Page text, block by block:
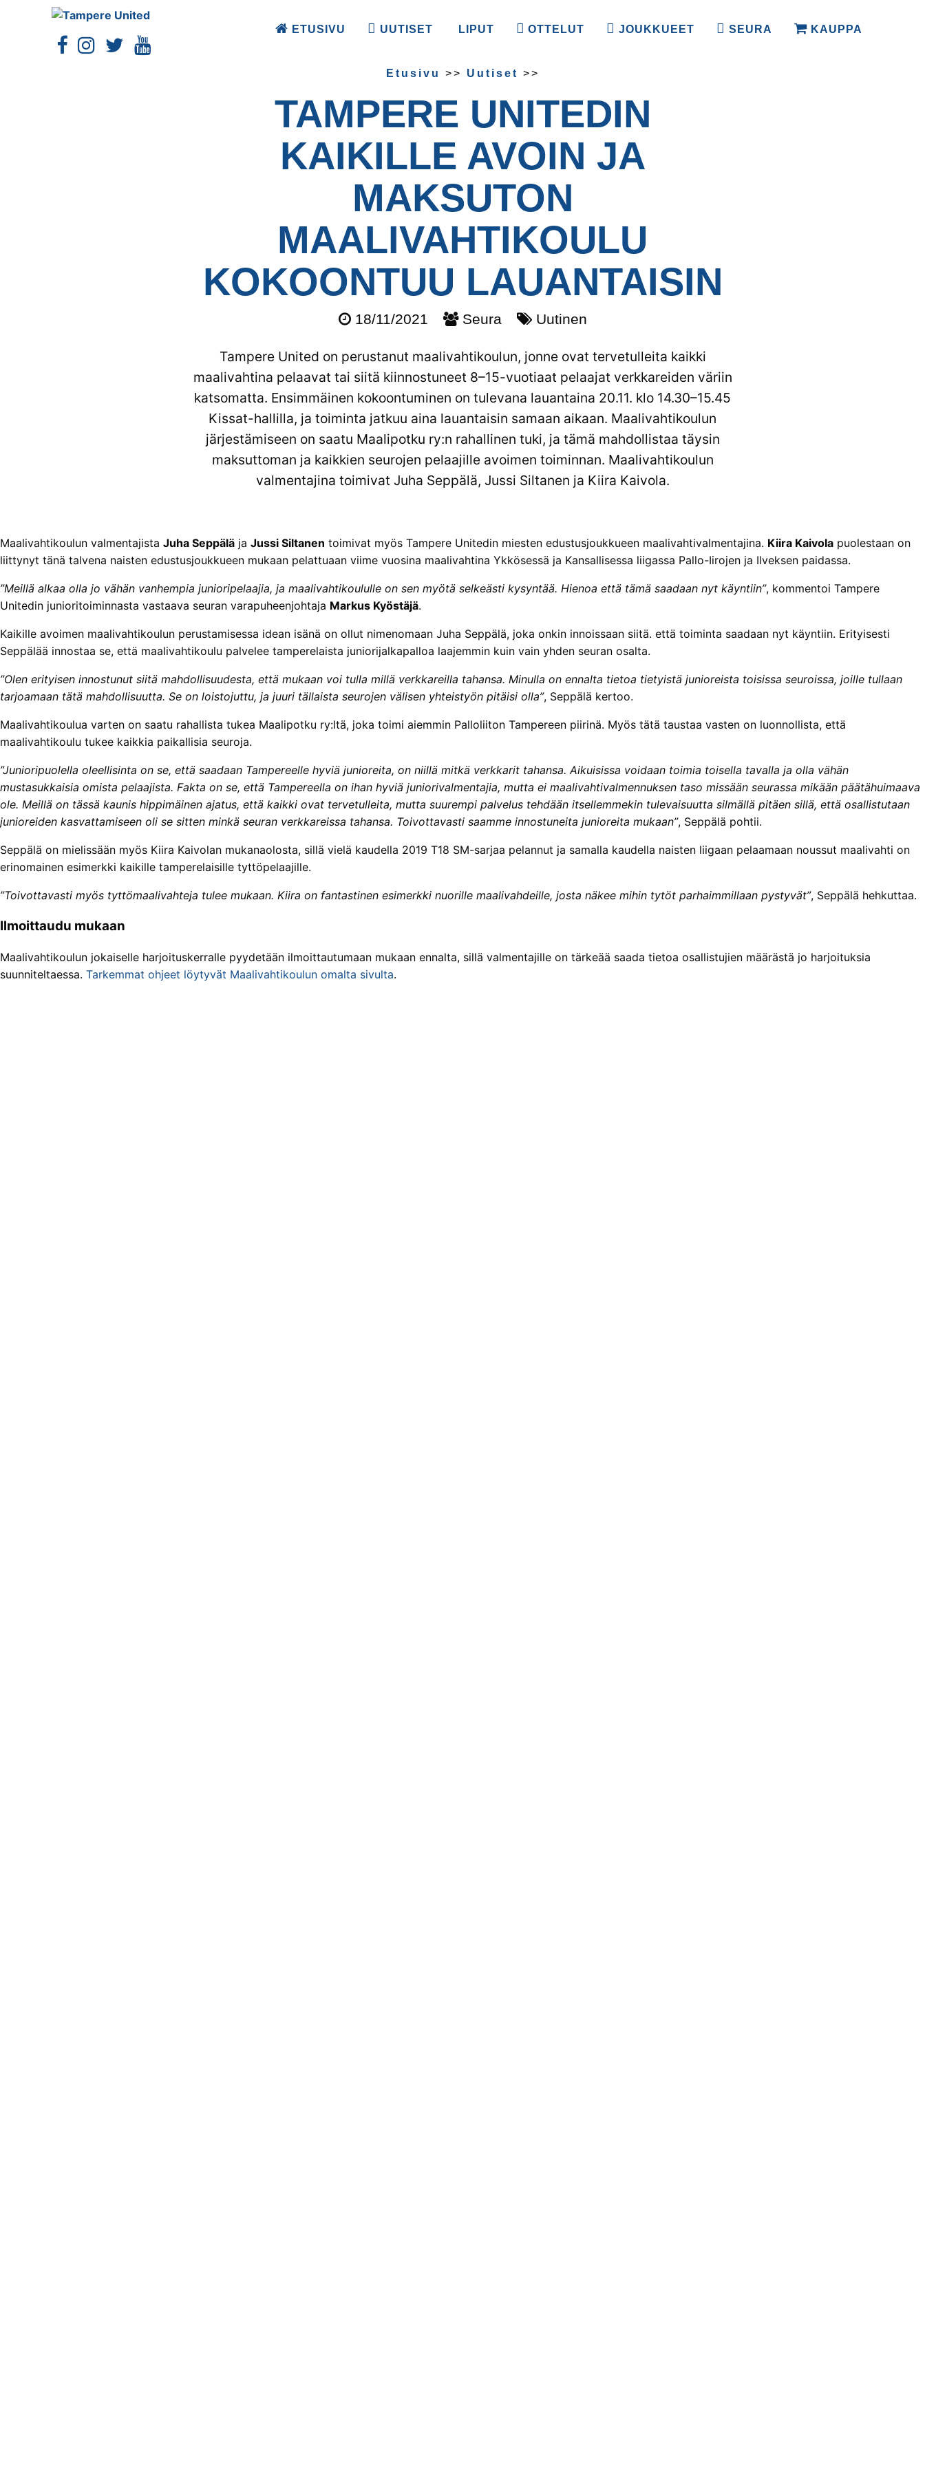
ETUSIVU UUTISET LIPUT OTTELUT JOUKKUEET SEURA KAUPPA
Etusivu >> Uutiset >>
TAMPERE UNITEDIN
KAIKILLE AVOIN JA
MAKSUTON
MAALIVAHTIKOULU
KOKOONTUU LAUANTAISIN
18/11/2021 Seura Uutinen
Tampere United on perustanut maalivahtikoulun, jonne ovat tervetulleita kaikki
maalivahtina pelaavat tai siitä kiinnostuneet 8–15-vuotiaat pelaajat verkkareiden väriin
katsomatta. Ensimmäinen kokoontuminen on tulevana lauantaina 20.11. klo 14.30–15.45
Kissat-hallilla, ja toiminta jatkuu aina lauantaisin samaan aikaan. Maalivahtikoulun
järjestämiseen on saatu Maalipotku ry:n rahallinen tuki, ja tämä mahdollistaa täysin
maksuttoman ja kaikkien seurojen pelaajille avoimen toiminnan. Maalivahtikoulun
valmentajina toimivat Juha Seppälä, Jussi Siltanen ja Kiira Kaivola.
Maalivahtikoulun valmentajista Juha Seppälä ja Jussi Siltanen toimivat myös Tampere Unitedin miesten edustusjoukkueen maalivahtivalmentajina. Kiira Kaivola puolestaan on
liittynyt tänä talvena naisten edustusjoukkueen mukaan pelattuaan viime vuosina maalivahtina Ykkösessä ja Kansallisessa liigassa Pallo-Iirojen ja Ilveksen paidassa.
”Meillä alkaa olla jo vähän vanhempia junioripelaajia, ja maalivahtikoululle on sen myötä selkeästi kysyntää. Hienoa että tämä saadaan nyt käyntiin”, kommentoi Tampere
Unitedin junioritoiminnasta vastaava seuran varapuheenjohtaja Markus Kyöstäjä.
Kaikille avoimen maalivahtikoulun perustamisessa idean isänä on ollut nimenomaan Juha Seppälä, joka onkin innoissaan siitä. että toiminta saadaan nyt käyntiin. Erityisesti
Seppälää innostaa se, että maalivahtikoulu palvelee tamperelaista juniorijalkapalloa laajemmin kuin vain yhden seuran osalta.
”Olen erityisen innostunut siitä mahdollisuudesta, että mukaan voi tulla millä verkkareilla tahansa. Minulla on ennalta tietoa tietyistä junioreista toisissa seuroissa, joille tullaan
tarjoamaan tätä mahdollisuutta. Se on loistojuttu, ja juuri tällaista seurojen välisen yhteistyön pitäisi olla”, Seppälä kertoo.
Maalivahtikoulua varten on saatu rahallista tukea Maalipotku ry:ltä, joka toimi aiemmin Palloliiton Tampereen piirinä. Myös tätä taustaa vasten on luonnollista, että
maalivahtikoulu tukee kaikkia paikallisia seuroja.
”Junioripuolella oleellisinta on se, että saadaan Tampereelle hyviä junioreita, on niillä mitkä verkkarit tahansa. Aikuisissa voidaan toimia toisella tavalla ja olla vähän
mustasukkaisia omista pelaajista. Fakta on se, että Tampereella on ihan hyviä juniorivalmentajia, mutta ei maalivahtivalmennuksen taso missään seurassa mikään päätähuimaava
ole. Meillä on tässä kaunis hippimäinen ajatus, että kaikki ovat tervetulleita, mutta suurempi palvelus tehdään itsellemmekin tulevaisuutta silmällä pitäen sillä, että osallistutaan
junioreiden kasvattamiseen oli se sitten minkä seuran verkkareissa tahansa. Toivottavasti saamme innostuneita junioreita mukaan”, Seppälä pohtii.
Seppälä on mielissään myös Kiira Kaivolan mukanaolosta, sillä vielä kaudella 2019 T18 SM-sarjaa pelannut ja samalla kaudella naisten liigaan pelaamaan noussut maalivahti on
erinomainen esimerkki kaikille tamperelaisille tyttöpelaajille.
”Toivottavasti myös tyttömaalivahteja tulee mukaan. Kiira on fantastinen esimerkki nuorille maalivahdeille, josta näkee mihin tytöt parhaimmillaan pystyvät”, Seppälä hehkuttaa.
Ilmoittaudu mukaan
Maalivahtikoulun jokaiselle harjoituskerralle pyydetään ilmoittautumaan mukaan ennalta, sillä valmentajille on tärkeää saada tietoa osallistujien määrästä jo harjoituksia
suunniteltaessa. Tarkemmat ohjeet löytyvät Maalivahtikoulun omalta sivulta.